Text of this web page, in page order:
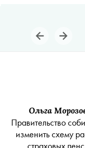
Ольга
Правительство
изменить схему
страховых